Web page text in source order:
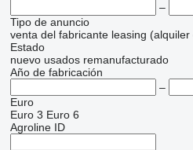
–
Tipo de anuncio
venta del fabricante leasing
Estado
nuevo usados remanufacturado
Año de fabricación
–
Euro
Euro 3 Euro 6
Agroline ID